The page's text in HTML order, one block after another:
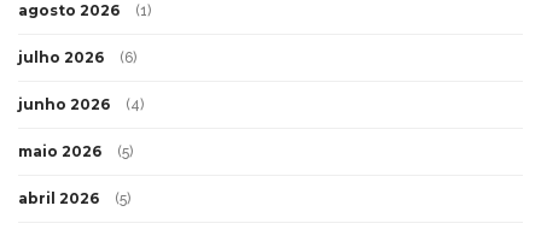
agosto 2026 (1)
julho 2026 (6)
junho 2026 (4)
maio 2026 (5)
abril 2026 (5)